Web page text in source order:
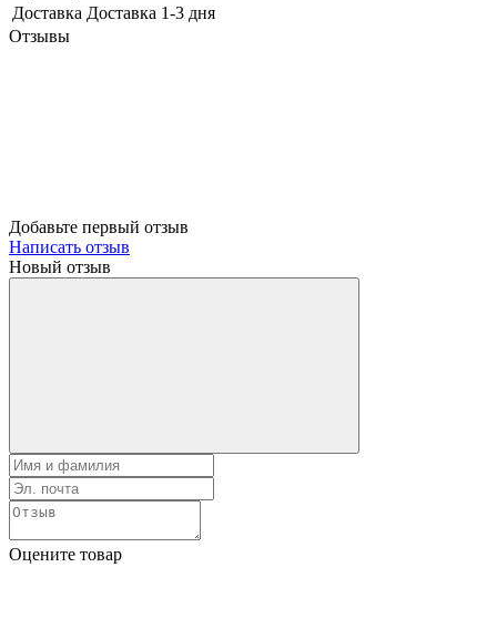
Доставка Доставка 1-3 дня
Отзывы
Добавьте первый отзыв
Написать отзыв
Новый отзыв
Оцените товар